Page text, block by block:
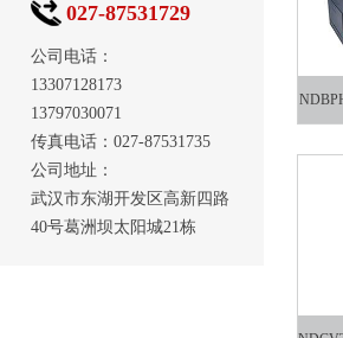
027-87531729
公司电话：
13307128173
13797030071
传真电话：027-87531735
公司地址：
武汉市东湖开发区高新四路
40号葛洲坝太阳城21栋